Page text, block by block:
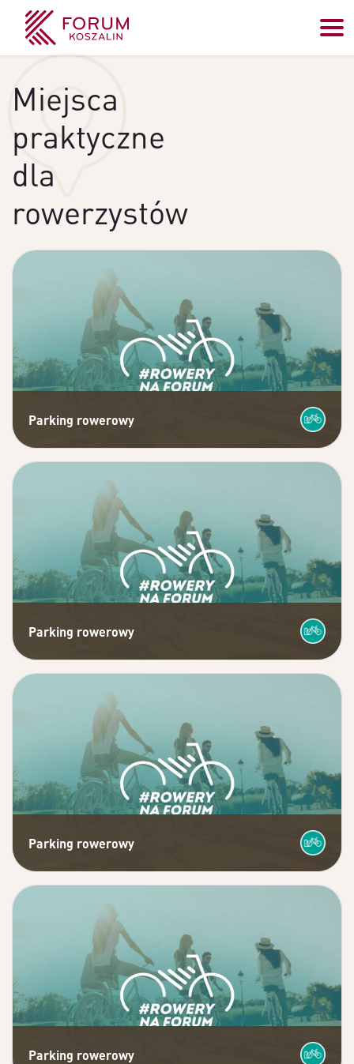
Miejsca
praktyczne
dla
rowerzystów
Parking rowerowy
Parking rowerowy
Parking rowerowy
Parking rowerowy